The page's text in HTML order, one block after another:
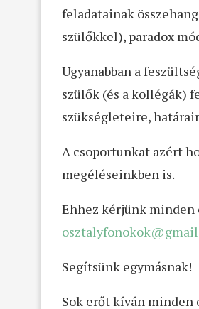
feladatainak
szülőkkel), paradox
Ugyanabban a
szülők (és a kollégák)
szükségleteire,
A csoportunkat azért
megéléseinkben is.
Ehhez kérjünk
Segítsünk egymásnak!
Sok erőt kíván minden